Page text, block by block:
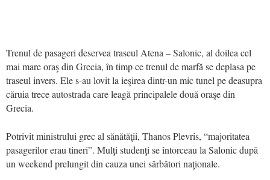
Trenul de pasageri deservea traseul Atena – Salonic, al doilea cel
mai mare oraş din Grecia, în timp ce trenul de marfă se deplasa pe
traseul invers. Ele s-au lovit la ieşirea dintr-un mic tunel pe deasupra
căruia trece autostrada care leagă principalele două oraşe din
Grecia.
Potrivit ministrului grec al sănătăţii, Thanos Plevris, “majoritatea
pasagerilor erau tineri”. Mulţi studenţi se întorceau la Salonic după
un weekend prelungit din cauza unei sărbători naţionale.